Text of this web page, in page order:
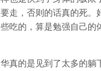
走，否则的话真的死。
吃的，算是勉强自己的
真的是见到了太多的躺